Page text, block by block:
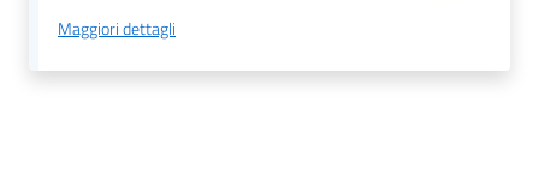
Maggiori dettagli